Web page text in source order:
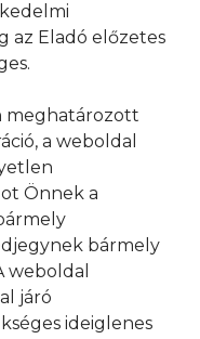
az Eladó előzetes
meghatározott
a weboldal
Önnek a
bármely
weboldal
járó
ideiglenes